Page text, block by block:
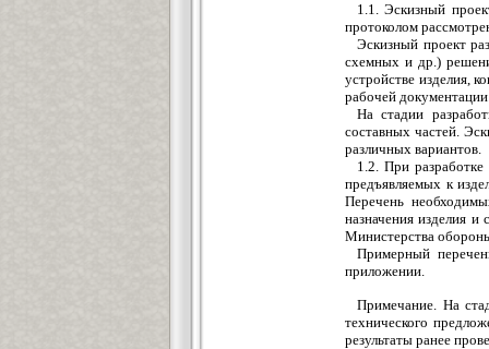
1.1. Эскизный
протоколом
Эскизный проект
схемных и др.)
устройстве изделия,
рабочей
На стадии
составных частей.
различных вариантов.
1.2. При
предъявляемых к
Перечень
назначения изделия и
Министерства
Примерный
приложении.
Примечание. На
технического
результаты ранее